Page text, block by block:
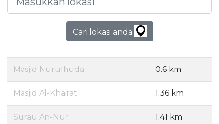
Cari lokasi anda
Masjid Nurulhuda 0.6 km
Masjid Al-Khairat 1.36 km
Surau An-Nur 1.41 km